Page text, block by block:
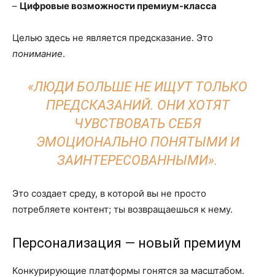
– Цифровые возможности премиум-класса
Целью здесь не является предсказание. Это
понимание.
«ЛЮДИ БОЛЬШЕ НЕ ИЩУТ ТОЛЬКО
ПРЕДСКАЗАНИЙ. ОНИ ХОТЯТ
ЧУВСТВОВАТЬ СЕБЯ
ЭМОЦИОНАЛЬНО ПОНЯТЫМИ И
ЗАИНТЕРЕСОВАННЫМИ».
Это создает среду, в которой вы не просто
потребляете контент; ты возвращаешься к нему.
Персонализация — новый премиум
Конкурирующие платформы гонятся за масштабом.